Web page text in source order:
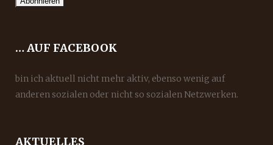
… AUF FACEBOOK
bin ich aktuell nicht mehr aktiv, ebenso wenig auf
anderen sozialen oder nicht so sozialen Netzwerken.
AKTUELLES